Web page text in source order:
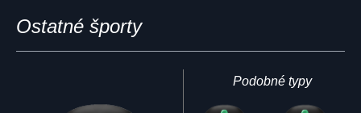
Ostatné športy
Podobné typy